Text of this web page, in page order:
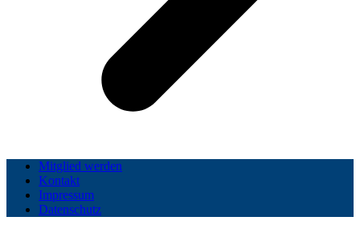
Mitglied werden
Kontakt
Impressum
Datenschutz